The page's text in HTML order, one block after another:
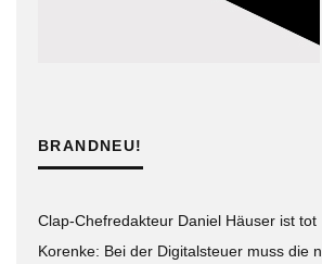
BRANDNEU!
Clap-Chefredakteur Daniel Häuser ist tot
Korenke: Bei der Digitalsteuer muss die